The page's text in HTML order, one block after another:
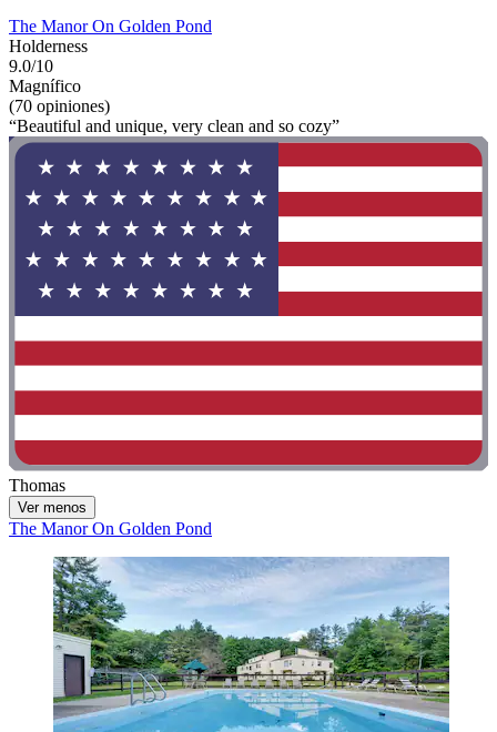
The Manor On Golden Pond
Holderness
9.0/10
Magnífico
(70 opiniones)
“Beautiful and unique, very clean and so cozy”
Thomas
Ver menos
The Manor On Golden Pond